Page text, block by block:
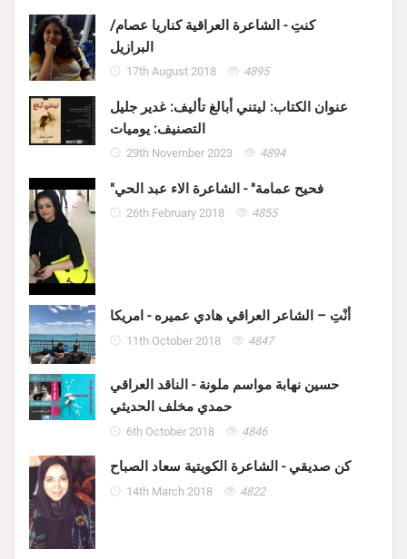
كنتِ - الشاعرة العراقية كناريا عصام/
البرازيل
17th August 2018 4895
عنوان الكتاب: ليتني أبالغ تأليف: غدير جليل
التصنيف: يوميات
29th November 2023 4894
"فحيح عمامة" - الشاعرة الاء عبد الحي
26th February 2018 4855
أنْتِ – الشاعر العراقي هادي عميره - امريكا
11th October 2018 4847
حسين نهابة مواسم ملونة - الناقد العراقي
حمدي مخلف الحديثي
6th October 2018 4846
كن صديقي - الشاعرة الكويتية سعاد الصباح
14th March 2018 4822